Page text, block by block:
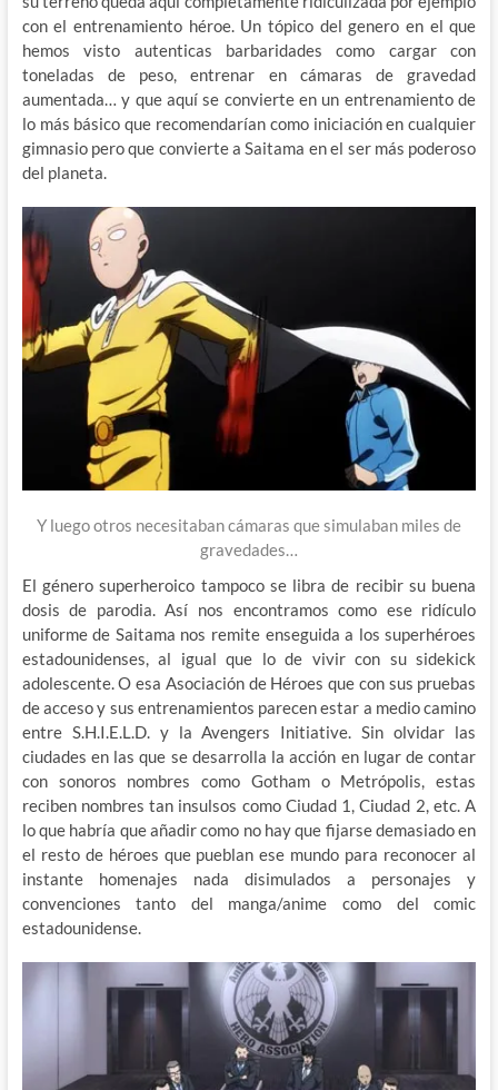
con el entrenamiento héroe. Un tópico del genero en el que
hemos visto autenticas barbaridades como cargar con
toneladas de peso, entrenar en cámaras de gravedad
aumentada… y que aquí se convierte en un entrenamiento de
lo más básico que recomendarían como iniciación en cualquier
gimnasio pero que convierte a Saitama en el ser más poderoso
del planeta.
Y luego otros necesitaban cámaras que simulaban miles de
gravedades…
El género superheroico tampoco se libra de recibir su buena
dosis de parodia. Así nos encontramos como ese ridículo
uniforme de Saitama nos remite enseguida a los superhéroes
estadounidenses, al igual que lo de vivir con su sidekick
adolescente. O esa Asociación de Héroes que con sus pruebas
de acceso y sus entrenamientos parecen estar a medio camino
entre S.H.I.E.L.D. y la Avengers Initiative. Sin olvidar las
ciudades en las que se desarrolla la acción en lugar de contar
con sonoros nombres como Gotham o Metrópolis, estas
reciben nombres tan insulsos como Ciudad 1, Ciudad 2, etc. A
lo que habría que añadir como no hay que fijarse demasiado en
el resto de héroes que pueblan ese mundo para reconocer al
instante homenajes nada disimulados a personajes y
convenciones tanto del manga/anime como del comic
estadounidense.